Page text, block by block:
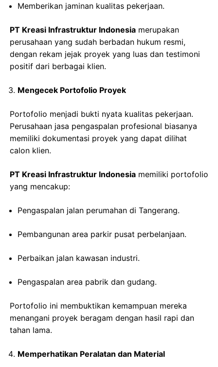
Memberikan jaminan kualitas pekerjaan.
PT Kreasi Infrastruktur Indonesia merupakan
perusahaan yang sudah berbadan hukum resmi,
dengan rekam jejak proyek yang luas dan testimoni
positif dari berbagai klien.
Mengecek Portofolio Proyek
Portofolio menjadi bukti nyata kualitas pekerjaan.
Perusahaan jasa pengaspalan profesional biasanya
memiliki dokumentasi proyek yang dapat dilihat
calon klien.
PT Kreasi Infrastruktur Indonesia memiliki portofolio
yang mencakup:
Pengaspalan jalan perumahan di Tangerang.
Pembangunan area parkir pusat perbelanjaan.
Perbaikan jalan kawasan industri.
Pengaspalan area pabrik dan gudang.
Portofolio ini membuktikan kemampuan mereka
menangani proyek beragam dengan hasil rapi dan
tahan lama.
Memperhatikan Peralatan dan Material